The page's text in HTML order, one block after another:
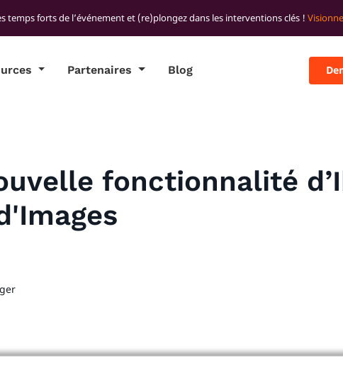
temps forts de l’événement et (re)plongez dans les interventions clés !
Partenaires Blog
fonctionnalité